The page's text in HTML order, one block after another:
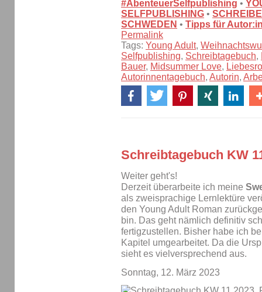
#AbenteuerSelfpublishing •
SELFPUBLISHING •
SCHWEDEN • Tipps für
Permalink
Tags: Young Adult,
Selfpublishing, Schreibtagebuch,
Bauer, Midsummer Love,
Autorinnentagebuch, Autorin,
Schreibtagebuch KW
Weiter geht's!
Derzeit überarbeite ich meine
als zweisprachige Lernlektüre
den Young Adult Roman
bin. Das geht nämlich definitiv
fertigzustellen. Bisher habe ich
Kapitel umgearbeitet. Da die
sieht es vielversprechend aus.
Sonntag, 12. März 2023